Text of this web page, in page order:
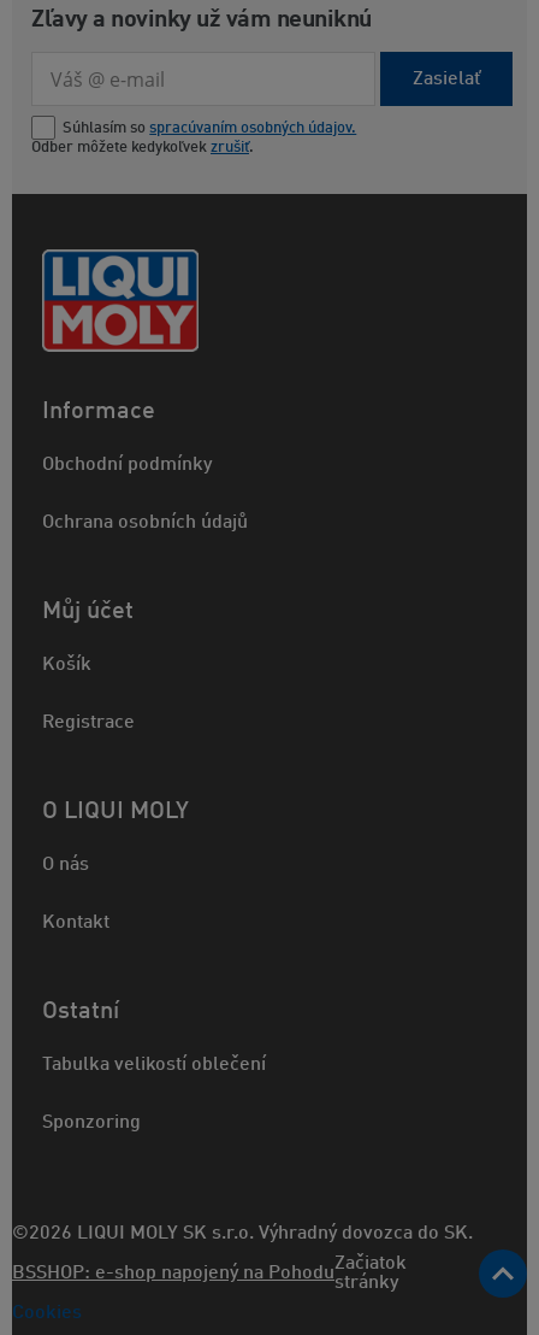
Zľavy a novinky už vám neuniknú
Zasielať
Súhlasím so spracúvaním osobných údajov.
Odber môžete kedykoľvek zrušiť.
Informace
Obchodní podmínky
Ochrana osobních údajů
Můj účet
Košík
Registrace
O LIQUI MOLY
O nás
Kontakt
Ostatní
Tabulka velikostí oblečení
Sponzoring
©2026 LIQUI MOLY SK s.r.o. Výhradný dovozca do SK.
BSSHOP: e-shop napojený na PohoduZačiatok
stránky
Cookies